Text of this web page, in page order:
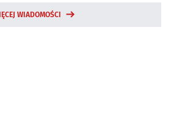
WIADOMOŚCI